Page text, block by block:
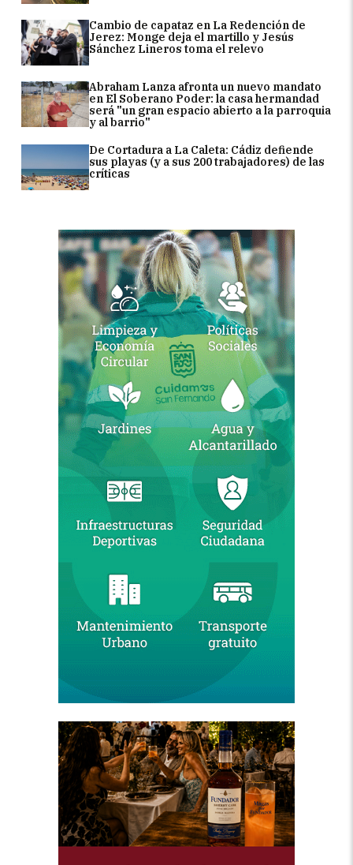
Cambio de capataz en La Redención de
Jerez: Monge deja el martillo y Jesús
Sánchez Lineros toma el relevo
Abraham Lanza afronta un nuevo mandato
en El Soberano Poder: la casa hermandad
será "un gran espacio abierto a la parroquia
y al barrio"
De Cortadura a La Caleta: Cádiz defiende
sus playas (y a sus 200 trabajadores) de las
críticas